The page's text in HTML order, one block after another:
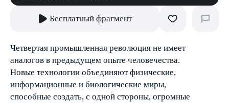
Бесплатный фрагмент
Четвертая промышленная революция не имеет
аналогов в предыдущем опыте человечества.
Новые технологии объединяют физические,
информационные и биологические миры,
способные создать, с одной стороны, огромные